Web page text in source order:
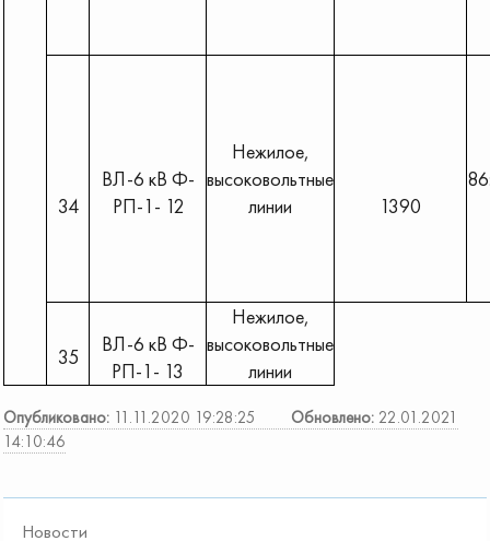
34
ВЛ-6 кВ Ф-
РП-1- 12
Нежилое,
высоковольтные
линии
1390
35
ВЛ-6 кВ Ф-
РП-1- 13
Нежилое,
высоковольтные
линии
Опубликовано: 11.11.2020 19:28:25 Обновлено: 22.01.2021
14:10:46
Новости